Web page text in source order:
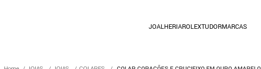
JOALHERIAROLEXTUDORMARCAS